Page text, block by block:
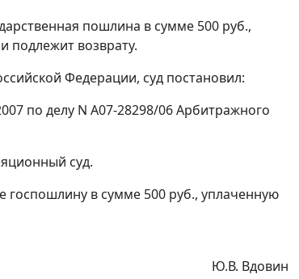
пошлина в сумме 500 руб.,
подлежит возврату.
Федерации, суд постановил:
по делу N А07-28298/06 Арбитражного
суд.
в сумме 500 руб., уплаченную
Ю.В. Вдовин